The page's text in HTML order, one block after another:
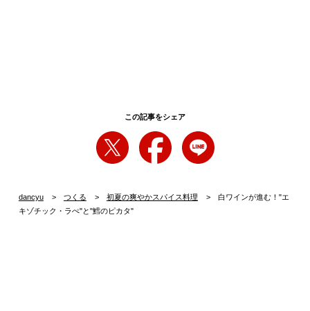
この記事をシェア
dancyu つくる 初夏の爽やかスパイス料理
白ワインが進む！"エ
キゾチック・ラぺ"と"鱈のピカタ"